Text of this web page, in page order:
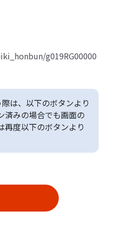
g019RG00000
は、以下のボタンより
済みの場合でも画面の
再度以下のボタンより